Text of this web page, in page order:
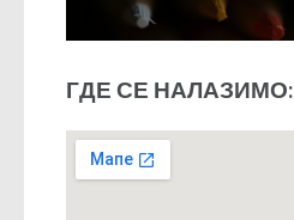
ГДЕ СЕ НАЛАЗИМО: